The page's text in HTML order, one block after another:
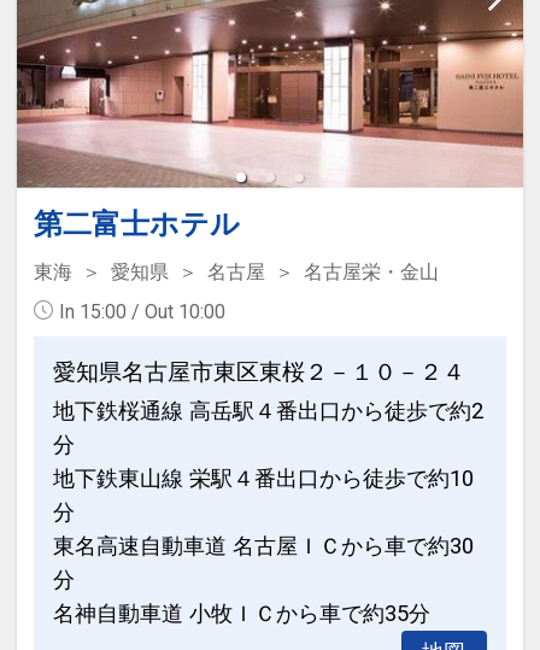
第二富士ホテル
東海 愛知県 名古屋
名古屋栄・金山
In 15:00 / Out 10:00
愛知県名古屋市東区東桜２－１０－２４
地下鉄桜通線 高岳駅４番出口から徒歩で約2
分
地下鉄東山線 栄駅４番出口から徒歩で約10
分
東名高速自動車道 名古屋ＩＣから車で約30
分
名神自動車道 小牧ＩＣから車で約35分